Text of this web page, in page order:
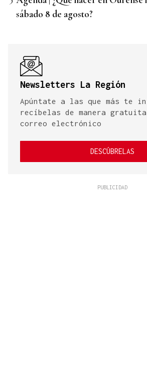
sábado 8 de agosto?
Newsletters La Región
Apúntate a las que más te
recíbelas de manera
correo electrónico
DESCÚBRELAS